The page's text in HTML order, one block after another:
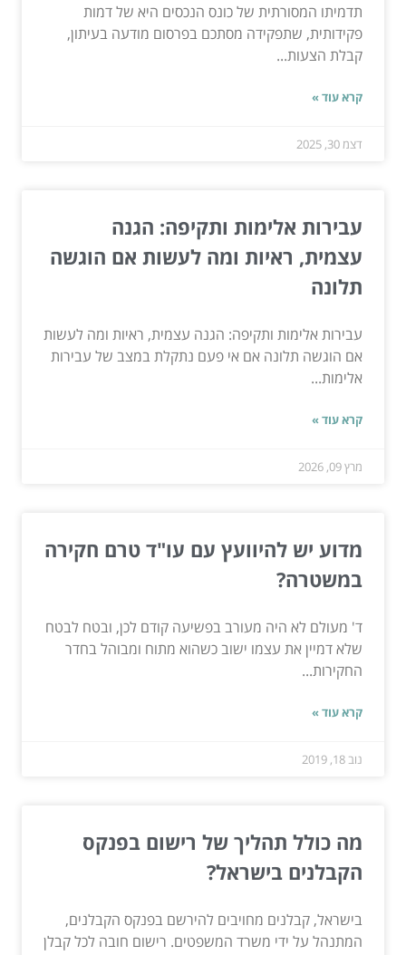
תדמיתו המסורתית של כונס הנכסים היא של דמות
פקידותית, שתפקידה מסתכם בפרסום מודעה בעיתון,
קבלת הצעות...
קרא עוד »
דצמ 30, 2025
עבירות אלימות ותקיפה: הגנה
עצמית, ראיות ומה לעשות אם הוגשה
תלונה
עבירות אלימות ותקיפה: הגנה עצמית, ראיות ומה לעשות
אם הוגשה תלונה אם אי פעם נתקלת במצב של עבירות
אלימות...
קרא עוד »
מרץ 09, 2026
מדוע יש להיוועץ עם עו"ד טרם חקירה
במשטרה?
ד' מעולם לא היה מעורב בפשיעה קודם לכן, ובטח לבטח
שלא דמיין את עצמו ישוב כשהוא מתוח ומבוהל בחדר
החקירות...
קרא עוד »
נוב 18, 2019
מה כולל תהליך של רישום בפנקס
הקבלנים בישראל?
בישראל, קבלנים מחויבים להירשם בפנקס הקבלנים,
המתנהל על ידי משרד המשפטים. רישום חובה לכל קבלן